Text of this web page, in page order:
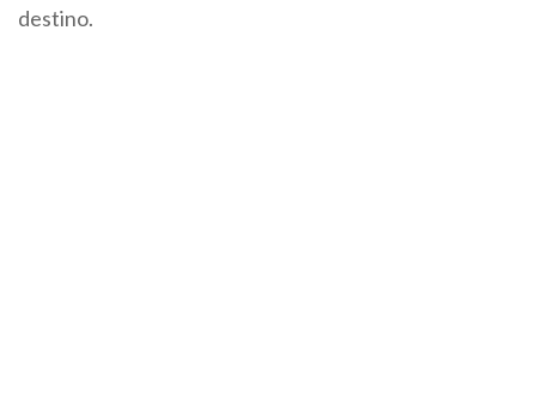
destino.